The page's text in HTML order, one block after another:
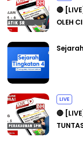
🔴
OLEH
LIVE
🔴